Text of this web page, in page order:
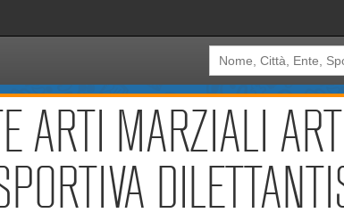
ARTI MARZIALI